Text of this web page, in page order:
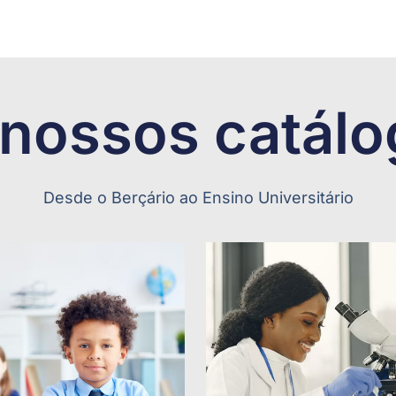
Desde o Berçário ao Ensino Universitário